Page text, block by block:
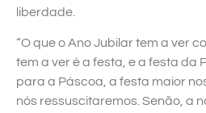
liberdade.
“O que o Ano Jubilar tem a ver
tem a ver é a festa, e a festa da
para a Páscoa, a festa maior
nós ressuscitaremos. Senão, a